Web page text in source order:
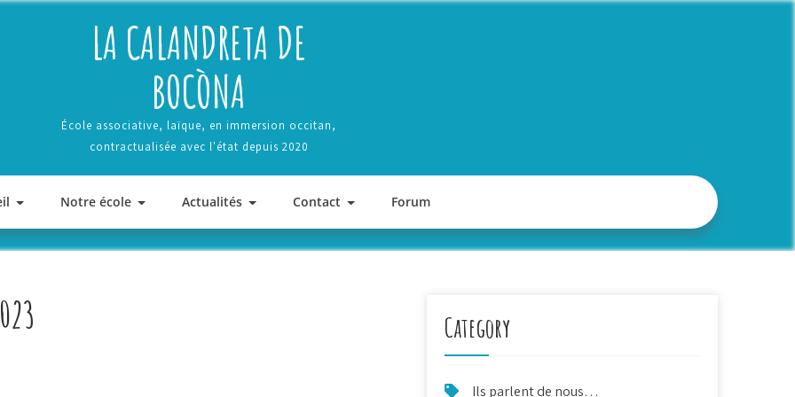
LA CALANDRETA DE
BOCÒNA
École associative, laïque, en immersion occitan,
contractualisée avec l'état depuis 2020
Notre école Actualités Contact Forum
Category
Ils parlent de nous…